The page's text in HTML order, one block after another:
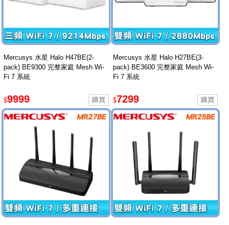
Mercusys 水星 Halo H47BE(2-
pack) BE9300 完整家庭 Mesh Wi-
Fi 7 系統
$9999
Mercusys 水星 Halo H27BE(3-
pack) BE3600 完整家庭 Mesh Wi-
Fi 7 系統
$7299